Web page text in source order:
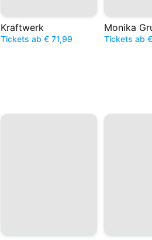
Kraftwerk
Tickets ab € 71,99
Monika
Tickets ab